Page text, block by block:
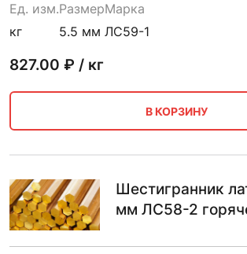
Ед. изм.
кг
Размер
5.5 мм
Марка
ЛС59-1
827.00 ₽ / кг
В КОРЗИНУ
Шестигранник
мм ЛС58-2